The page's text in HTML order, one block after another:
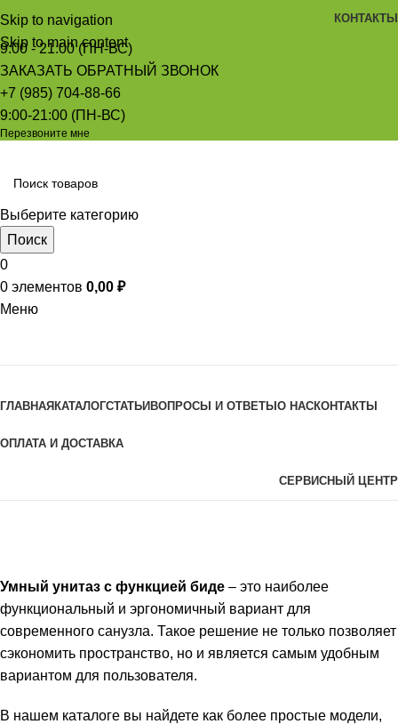
Skip to navigation
Skip to main content
КОНТАКТЫ
9:00 - 21:00 (ПН-ВС)
ЗАКАЗАТЬ ОБРАТНЫЙ ЗВОНОК
+7 (985) 704-88-66
9:00-21:00 (ПН-ВС)
Перезвоните мне
Выберите категорию
Поиск
0
0 элементов 0,00 ₽
Меню
ГЛАВНАЯ КАТАЛОГСТАТЬИ ВОПРОСЫ И ОТВЕТЫ О НАСКОНТАКТЫ
ОПЛАТА И ДОСТАВКА
СЕРВИСНЫЙ ЦЕНТР
Умный унитаз с функцией биде – это наиболее
функциональный и эргономичный вариант для
современного санузла. Такое решение не только позволяет
сэкономить пространство, но и является самым удобным
вариантом для пользователя.
В нашем каталоге вы найдете как более простые модели,